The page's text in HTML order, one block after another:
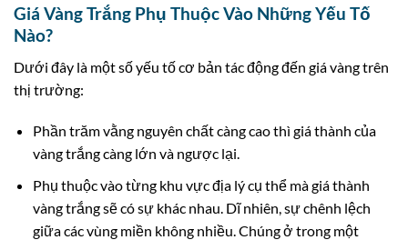
Giá Vàng Trắng Phụ Thuộc Vào Những Yếu Tố
Nào?
Dưới đây là một số yếu tố cơ bản tác động đến giá vàng trên
thị trường:
Phần trăm vằng nguyên chất càng cao thì giá thành của
vàng trắng càng lớn và ngược lại.
Phụ thuộc vào từng khu vực địa lý cụ thể mà giá thành
vàng trắng sẽ có sự khác nhau. Dĩ nhiên, sự chênh lệch
giữa các vùng miền không nhiều. Chúng ở trong một